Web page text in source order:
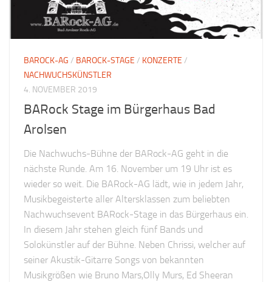
BAROCK-AG / BAROCK-STAGE / KONZERTE /
NACHWUCHSKÜNSTLER
4. NOVEMBER 2019
BARock Stage im Bürgerhaus Bad
Arolsen
Die Nachwuchs-Bühne der BARock-AG geht in die
nächste Runde. Am 16. November um 19 Uhr ist es
wieder so weit. Die BARock-AG lädt, wie in jedem Jahr,
Musikbegeisterte aller Altersklassen zum beliebten
Nachwuchsevent BARock-Stage in das Bürgerhaus ein.
In diesem Jahr stehen gleich fünf Bands und
Solokünstler auf der Bühne. Neben Chrissi, welcher auf
seiner Akustik-Gitarre Songs von bekannten
Musikgrößen wie Bruno Mars,Olly Murs, Ed Sheeran